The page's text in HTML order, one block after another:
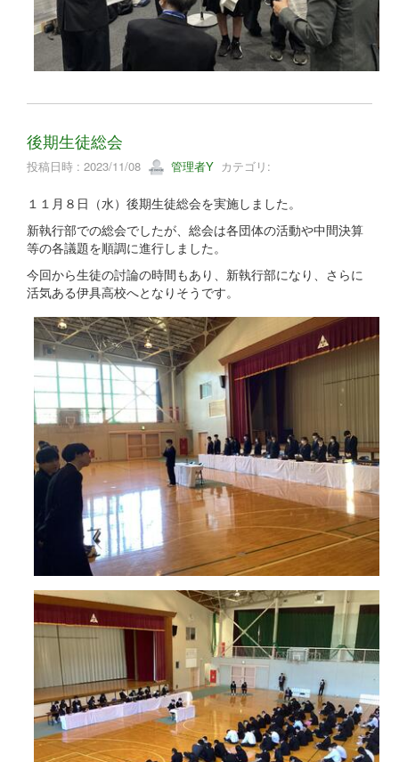
後期生徒総会
投稿日時 : 2023/11/08 管理者Y カテゴリ:
１１月８日（水）後期生徒総会を実施しました。
新執行部での総会でしたが、総会は各団体の活動や中間決算
等の各議題を順調に進行しました。
今回から生徒の討論の時間もあり、新執行部になり、さらに
活気ある伊具高校へとなりそうです。